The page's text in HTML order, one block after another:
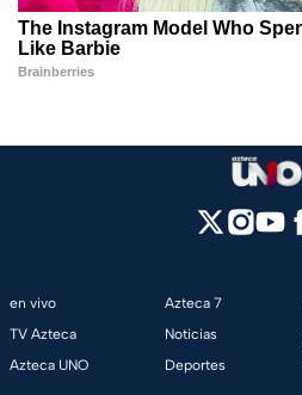
en vivo
TV Azteca
Azteca UNO
Azteca 7
Noticias
Deportes